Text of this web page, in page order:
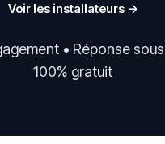
Voir les installateurs →
• Réponse
100% gratuit